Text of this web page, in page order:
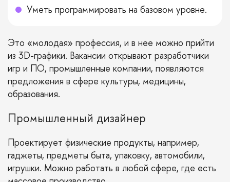
Уметь программировать на базовом уровне.
Это «молодая» профессия, и в нее можно прийти
из 3D-графики. Вакансии открывают разработчики
игр и ПО, промышленные компании, появляются
предложения в сфере культуры, медицины,
образования.
Промышленный дизайнер
Проектирует физические продукты, например,
гаджеты, предметы быта, упаковку, автомобили,
игрушки. Можно работать в любой сфере, где есть